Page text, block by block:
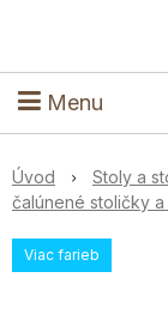
Menu
Úvod Stoly a
čalúnené stoličky a
Viac farieb